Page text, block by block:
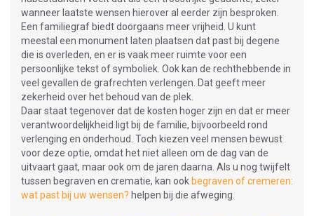
wanneer laatste wensen hierover al eerder zijn besproken.
Een familiegraf biedt doorgaans meer vrijheid. U kunt
meestal een monument laten plaatsen dat past bij degene
die is overleden, en er is vaak meer ruimte voor een
persoonlijke tekst of symboliek. Ook kan de rechthebbende in
veel gevallen de grafrechten verlengen. Dat geeft meer
zekerheid over het behoud van de plek.
Daar staat tegenover dat de kosten hoger zijn en dat er meer
verantwoordelijkheid ligt bij de familie, bijvoorbeeld rond
verlenging en onderhoud. Toch kiezen veel mensen bewust
voor deze optie, omdat het niet alleen om de dag van de
uitvaart gaat, maar ook om de jaren daarna. Als u nog twijfelt
tussen begraven en crematie, kan ook begraven of cremeren:
wat past bij uw wensen? helpen bij die afweging.